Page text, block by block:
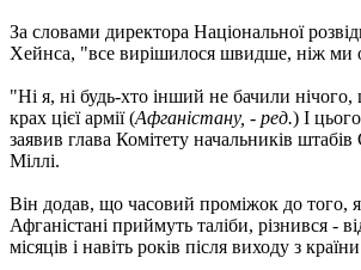
За словами директора Національної
Хейнса, "все вирішилося швидше, ніж ми
"Ні я, ні будь-хто інший не бачили
крах цієї армії (Афганістану, - ред.) І
заявив глава Комітету начальників
Міллі.
Він додав, що часовий проміжок до того,
Афганістані приймуть таліби, різнився -
місяців і навіть років після виходу з